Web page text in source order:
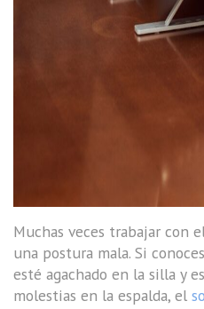
Muchas veces trabajar con
una postura mala. Si
esté agachado en la silla y
molestias en la espalda, el